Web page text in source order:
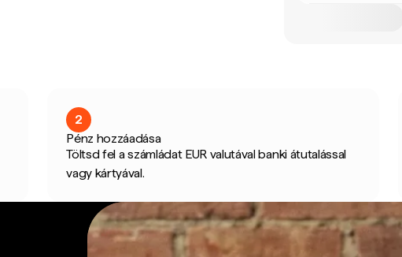
2
Pénz hozzáadása
Töltsd fel a számládat EUR valutával banki átutalással
vagy kártyával.